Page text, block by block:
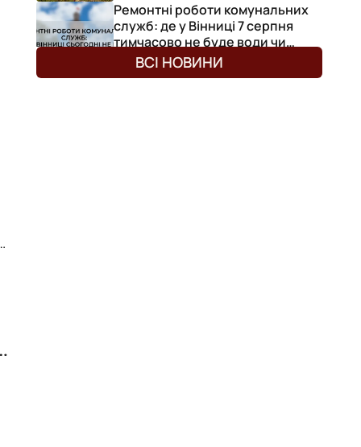
Ремонтні роботи комунальних
служб: де у Вінниці 7 серпня
тимчасово не буде води чи
світла
НОВИНИ Публікація07.08.26
ВСІ НОВИНИ